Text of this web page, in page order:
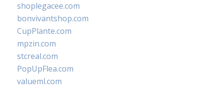
shoplegacee.com
bonvivantshop.com
CupPlante.com
mpzin.com
stcreal.com
PopUpFlea.com
valueml.com